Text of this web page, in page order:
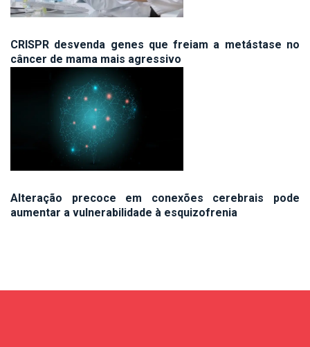
CRISPR desvenda genes que freiam a metástase no
câncer de mama mais agressivo
Alteração precoce em conexões cerebrais pode
aumentar a vulnerabilidade à esquizofrenia